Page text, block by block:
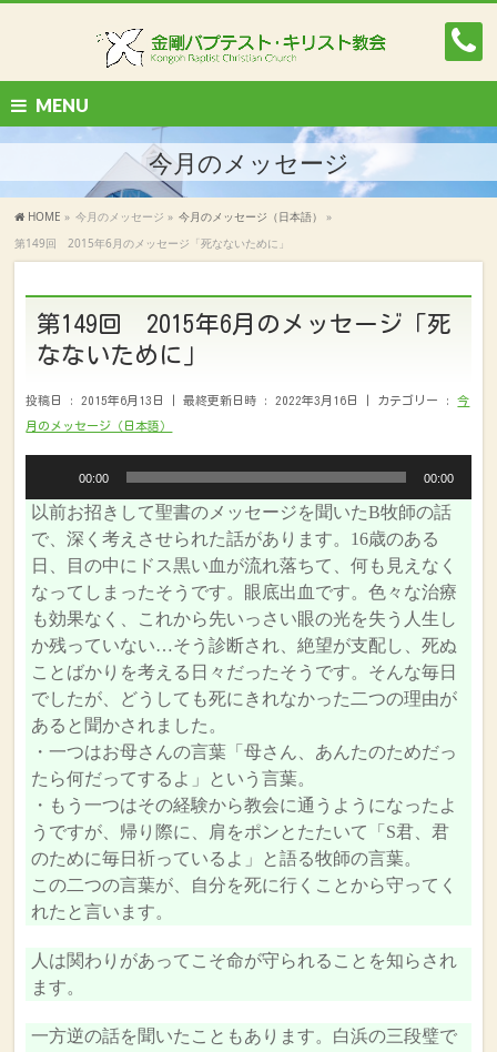
MENU
今月のメッセージ
HOME » 今月のメッセージ » 今月のメッセージ（日本語）
»
第149回 2015年6月のメッセージ「死なないために」
第149回 2015年6月のメッセージ「死
なないために」
投稿日 : 2015年6月13日 最終更新日時 : 2022年3月16日 カテゴリー :今
月のメッセージ（日本語）
プ
レ
ー
ヤ
ー
00:00 00:00
以前お招きして聖書のメッセージを聞いたB牧師の話
で、深く考えさせられた話があります。16歳のある
日、目の中にドス黒い血が流れ落ちて、何も見えなく
なってしまったそうです。眼底出血です。色々な治療
も効果なく、これから先いっさい眼の光を失う人生し
か残っていない…そう診断され、絶望が支配し、死ぬ
ことばかりを考える日々だったそうです。そんな毎日
でしたが、どうしても死にきれなかった二つの理由が
あると聞かされました。
・一つはお母さんの言葉「母さん、あんたのためだっ
たら何だってするよ」という言葉。
・もう一つはその経験から教会に通うようになったよ
うですが、帰り際に、肩をポンとたたいて「S君、君
のために毎日祈っているよ」と語る牧師の言葉。
この二つの言葉が、自分を死に行くことから守ってく
れたと言います。
人は関わりがあってこそ命が守られることを知らされ
ます。
一方逆の話を聞いたこともあります。白浜の三段璧で